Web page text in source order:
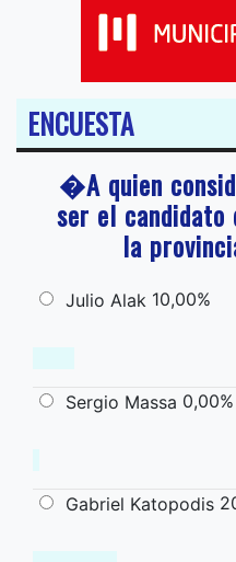
ENCUESTA
�A quien
ser el candidato
la
Julio Alak 10,00%
Sergio Massa 0,00%
Gabriel Katopodis